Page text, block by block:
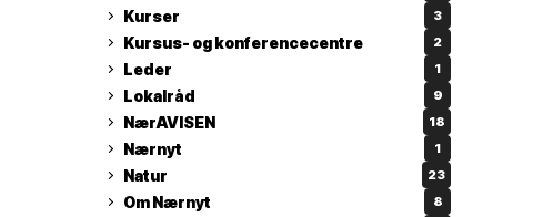
Kurser 3
Kursus- og konferencecentre 2
Leder 1
Lokalråd 9
NærAVISEN 18
Nærnyt 1
Natur 23
Om Nærnyt 8